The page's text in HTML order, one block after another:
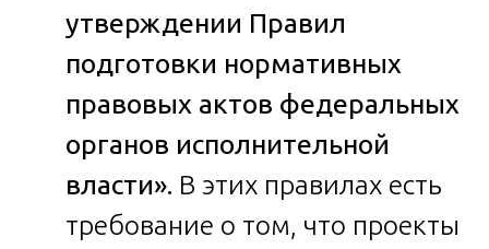
утверждении Правил
подготовки нормативных
правовых актов федеральных
органов исполнительной
власти». В этих правилах есть
требование о том, что проекты